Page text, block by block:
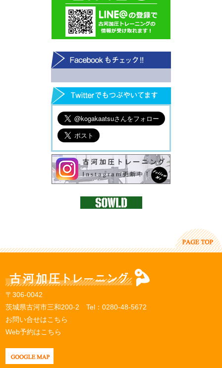
〒306-0042
茨城県古河市三和200-2 Tel：0280-48-5672
お問い合せはこちら
Web予約はこちら